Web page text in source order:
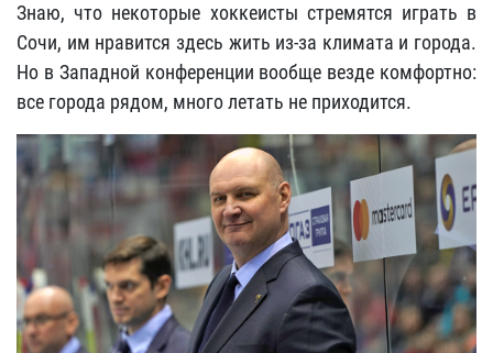
Знаю, что некоторые хоккеисты стремятся играть в
Сочи, им нравится здесь жить из-за климата и города.
Но в Западной конференции вообще везде комфортно:
все города рядом, много летать не приходится.